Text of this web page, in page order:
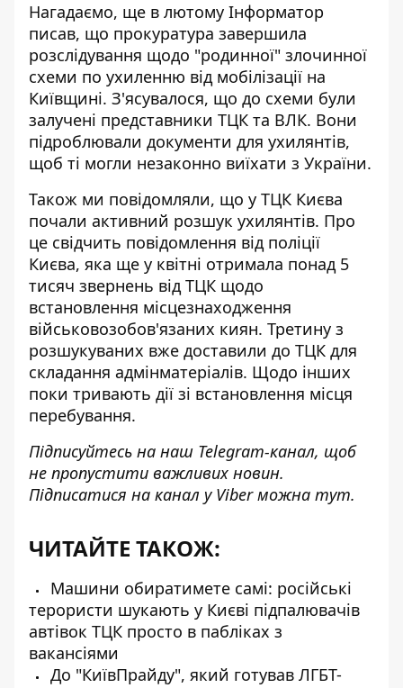
Нагадаємо, ще в лютому Інформатор
писав, що прокуратура завершила
розслідування щодо "родинної" злочинної
схеми по ухиленню від мобілізації на
Київщині. З'ясувалося, що до схеми були
залучені представники ТЦК та ВЛК. Вони
підроблювали документи для ухилянтів,
щоб ті могли незаконно виїхати з України.
Також ми повідомляли, що у ТЦК Києва
почали активний розшук ухилянтів. Про
це свідчить повідомлення від поліції
Києва, яка ще у квітні отримала понад 5
тисяч звернень від ТЦК щодо
встановлення місцезнаходження
військовозобов'язаних киян. Третину з
розшукуваних вже доставили до ТЦК для
складання адмінматеріалів. Щодо інших
поки тривають дії зі встановлення місця
перебування.
Підписуйтесь на наш Telegram-канал, щоб
не пропустити важливих новин.
Підписатися на канал у Viber можна тут.
ЧИТАЙТЕ ТАКОЖ:
Машини обиратимете самі: російські
терористи шукають у Києві підпалювачів
автівок ТЦК просто в пабліках з
вакансіями
До "КиївПрайду", який готував ЛГБТ-